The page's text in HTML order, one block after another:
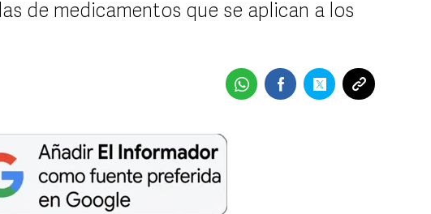
de medicamentos que se aplican a los